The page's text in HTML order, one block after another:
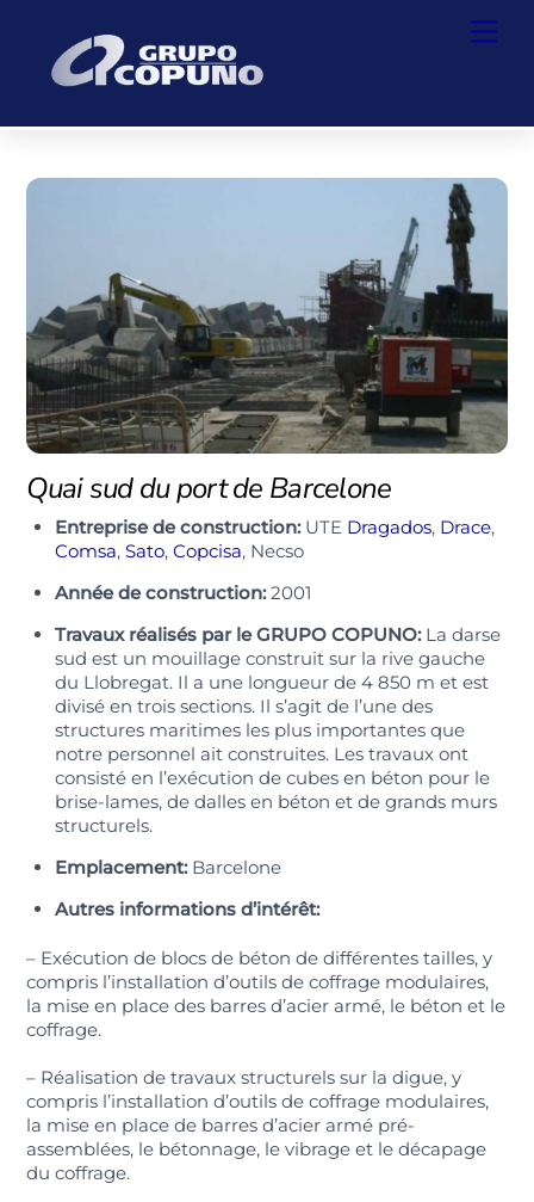
content
Quai sud du port de Barcelone
Entreprise de construction:UTE Dragados, Drace,
Comsa,Sato,Copcisa, Necso
Année de construction:2001
Travaux réalisés par le GRUPO COPUNO:La darse
sud est un mouillage construit sur la rive gauche
du Llobregat. Il a une longueur de 4 850 m et est
divisé en trois sections. Il s’agit de l’une des
structures maritimes les plus importantes que
notre personnel ait construites. Les travaux ont
consisté en l’exécution de cubes en béton pour le
brise-lames, de dalles en béton et de grands murs
structurels.
Emplacement:Barcelone
Autres informations d’intérêt:
– Exécution de blocs de béton de différentes tailles, y
compris l’installation d’outils de coffrage modulaires,
la mise en place des barres d’acier armé, le béton et le
coffrage.
– Réalisation de travaux structurels sur la digue, y
compris l’installation d’outils de coffrage modulaires,
la mise en place de barres d’acier armé pré-
assemblées, le bétonnage, le vibrage et le décapage
du coffrage.